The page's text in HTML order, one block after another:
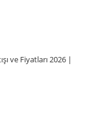
ve Fiyatları 2026 |